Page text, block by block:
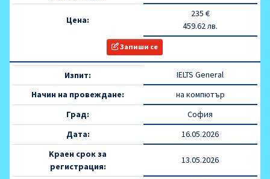
Цена:
235 €
459.62 лв.
Запиши се
Изпит:
IELTS General
Начин на провеждане:
на компютър
Град:
София
Дата:
16.05.2026
Kраен срок за
регистрация:
13.05.2026